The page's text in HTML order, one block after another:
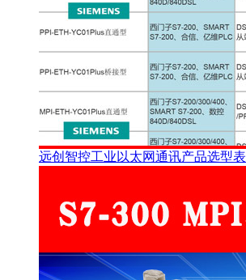
远创智控工业以太网通讯产品选型表